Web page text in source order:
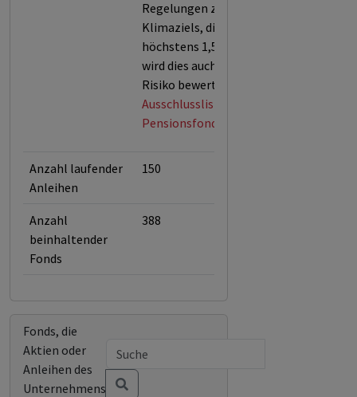
Regelungen zur Einhaltung des
Klimaziels, die Erderwärmung auf
höchstens 1,5 Grad zu begrenzen,
wird dies auch als finanzielles
Risiko bewertet.
Ausschlussliste des Norwegischen
Pensionsfonds (Stand April 2026)
Anzahl laufender
Anleihen
150
Anzahl
beinhaltender
Fonds
388
Fonds, die
Aktien oder
Anleihen des
Unternehmens